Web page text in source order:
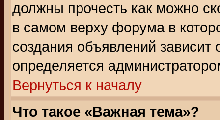
должны прочесть как можно
в самом верху форума в
создания объявлений зависит
определяется
Вернуться к началу
Что такое «Важная тема»?